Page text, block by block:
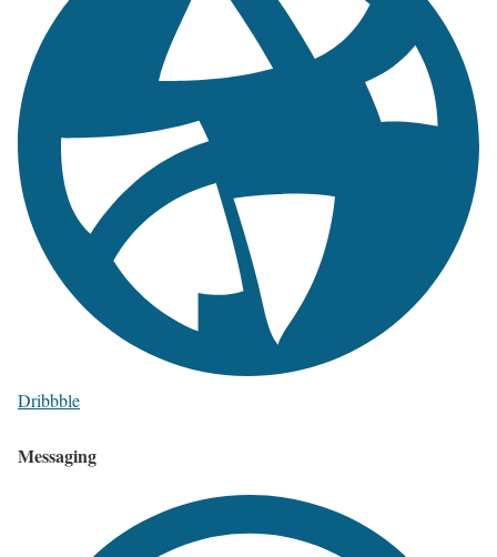
Dribbble
Messaging